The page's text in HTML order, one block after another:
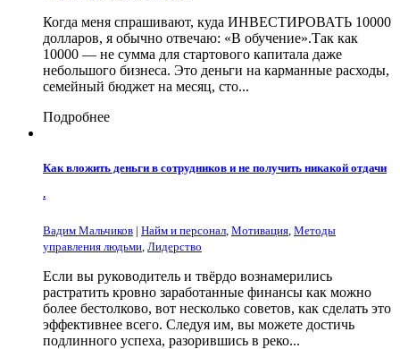
Когда меня спрашивают, куда ИНВЕСТИРОВАТЬ 10000
долларов, я обычно отвечаю: «В обучение».Так как
10000 — не сумма для стартового капитала даже
небольшого бизнеса. Это деньги на карманные расходы,
семейный бюджет на месяц, сто...
Подробнее
Как вложить деньги в сотрудников и не получить никакой отдачи
.
Вадим Мальчиков | Найм и персонал Мотивация Методы
управления людьми Лидерство
Если вы руководитель и твёрдо вознамерились
растратить кровно заработанные финансы как можно
более бестолково, вот несколько советов, как сделать это
эффективнее всего. Следуя им, вы можете достичь
подлинного успеха, разорившись в реко...